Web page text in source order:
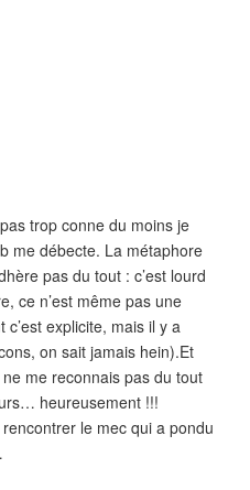
trop conne du moins je
me débecte. La métaphore
pas du tout : c’est lourd
ce n’est même pas une
explicite, mais il y a
on sait jamais hein).Et
me reconnais pas du tout
heureusement !!!
rencontrer le mec qui a pondu